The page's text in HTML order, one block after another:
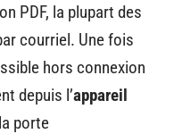
PDF, la plupart des
courriel. Une fois
hors connexion
depuis l’appareil
porte